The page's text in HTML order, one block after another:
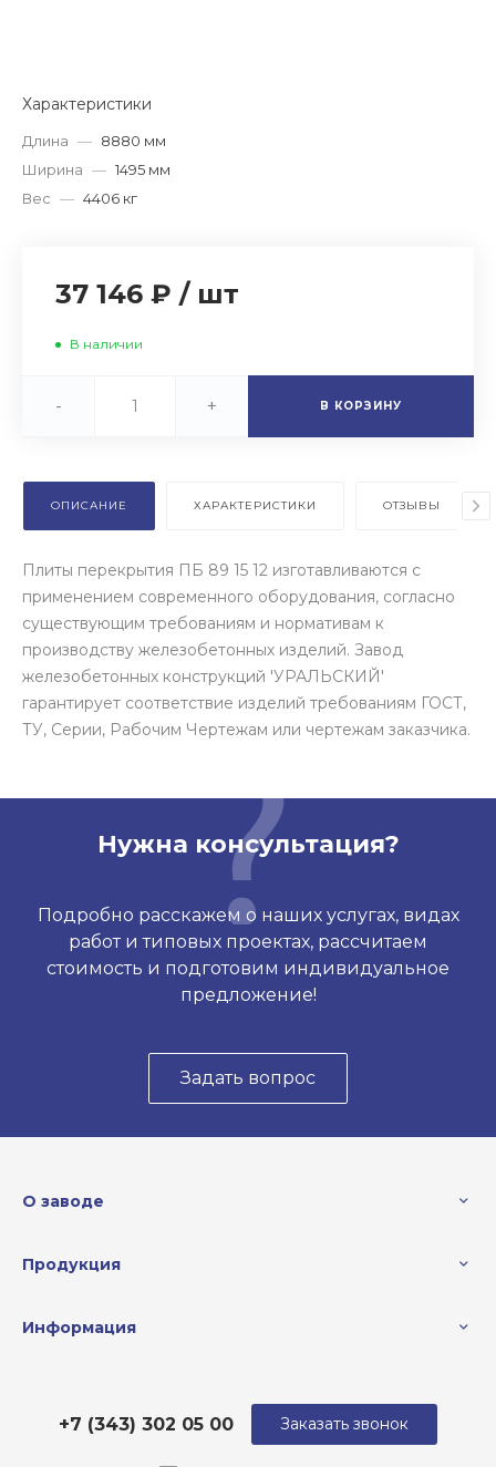
Характеристики
Длина — 8880 мм
Ширина — 1495 мм
Вес — 4406 кг
37 146 ₽ / шт
В наличии
- + В КОРЗИНУ
ОПИСАНИЕ ХАРАКТЕРИСТИКИ ОТЗЫВЫ
Плиты перекрытия ПБ 89 15 12 изготавливаются с
применением современного оборудования, согласно
существующим требованиям и нормативам к
производству железобетонных изделий. Завод
железобетонных конструкций 'УРАЛЬСКИЙ'
гарантирует соответствие изделий требованиям ГОСТ,
ТУ, Серии, Рабочим Чертежам или чертежам заказчика.
Нужна консультация?
Подробно расскажем о наших услугах, видах
работ и типовых проектах, рассчитаем
стоимость и подготовим индивидуальное
предложение!
Задать вопрос
О заводе
Продукция
Информация
+7 (343) 302 05 00 Заказать звонок